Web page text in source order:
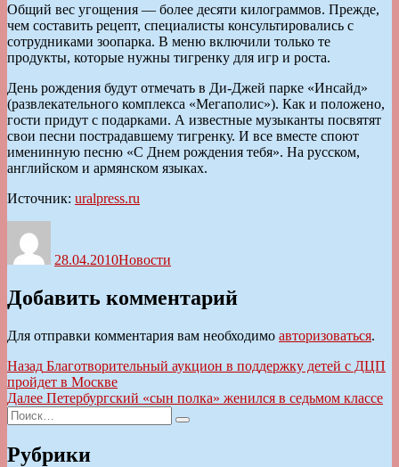
Общий вес угощения — более десяти килограммов. Прежде,
чем составить рецепт, специалисты консультировались с
сотрудниками зоопарка. В меню включили только те
продукты, которые нужны тигренку для игр и роста.
День рождения будут отмечать в Ди-Джей парке «Инсайд»
(развлекательного комплекса «Мегаполис»). Как и положено,
гости придут с подарками. А известные музыканты посвятят
свои песни пострадавшему тигренку. И все вместе споют
именинную песню «С Днем рождения тебя». На русском,
английском и армянском языках.
Источник: uralpress.ru
28.04.2010Новости
Добавить комментарий
Для отправки комментария вам необходимо авторизоваться.
Навигация
по
записям
Назад Предыдущая
запись:
Благотворительный аукцион в поддержку детей с ДЦП
пройдет в Москве
Далее Следующая
Петербургский «сын полка» женился в седьмом классе
Искать:
Поиск
Рубрики